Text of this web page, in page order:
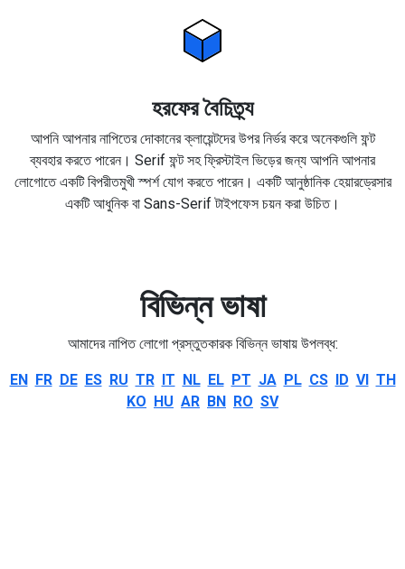
হরফের বৈচিত্র্য
আপনি আপনার নাপিতের দোকানের ক্লায়েন্টদের উপর নির্ভর করে অনেকগুলি ফন্ট
ব্যবহার করতে পারেন। Serif ফন্ট সহ ফ্রিস্টাইল ভিড়ের জন্য আপনি আপনার
লোগোতে একটি বিপরীতমুখী স্পর্শ যোগ করতে পারেন। একটি আনুষ্ঠানিক হেয়ারড্রেসার
একটি আধুনিক বা Sans-Serif টাইপফেস চয়ন করা উচিত।
বিভিন্ন ভাষা
আমাদের নাপিত লোগো প্রস্তুতকারক বিভিন্ন ভাষায় উপলব্ধ:
EN FR DE ES RU TR IT NL EL PT JA PL CS ID VI TH
KO HU AR BN RO SV